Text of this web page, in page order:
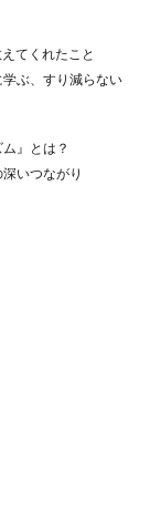
てくれたこと
ぶ、すり減らない
』とは？
いつながり